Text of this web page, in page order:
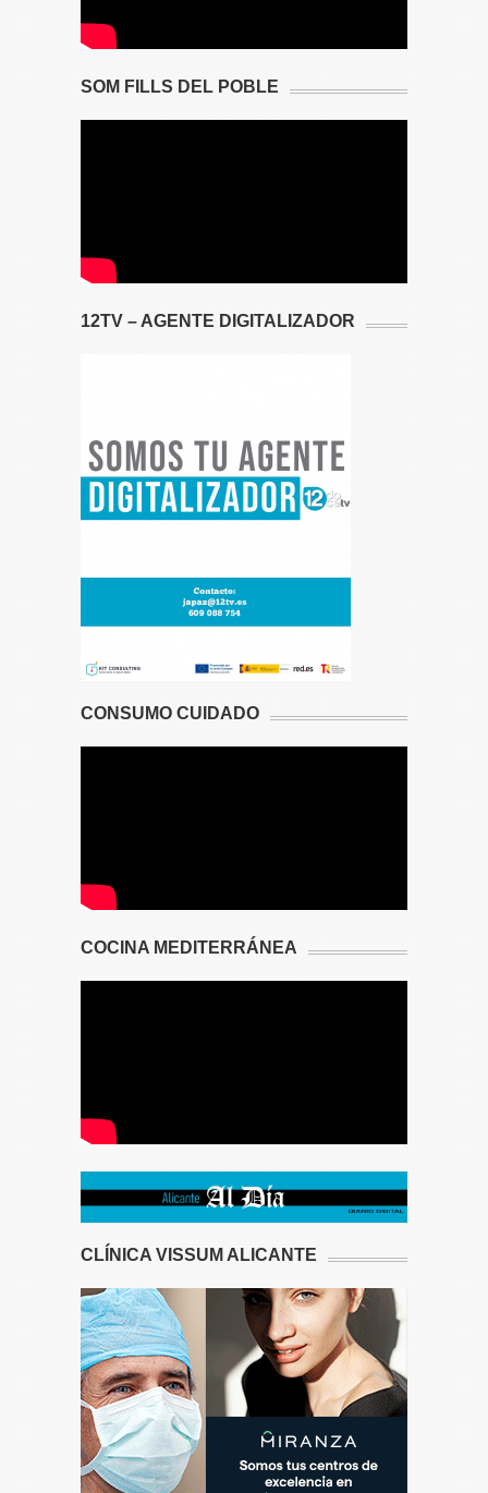
SOM FILLS DEL POBLE
12TV – AGENTE DIGITALIZADOR
CONSUMO CUIDADO
COCINA MEDITERRÁNEA
CLÍNICA VISSUM ALICANTE